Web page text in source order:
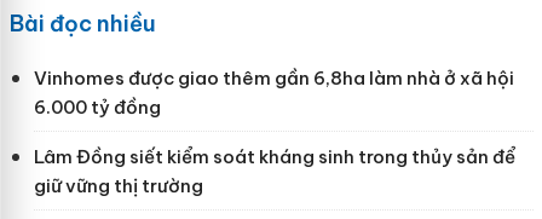
Bài đọc nhiều
Vinhomes được giao thêm gần 6,8ha làm nhà ở xã hội
6.000 tỷ đồng
Lâm Đồng siết kiểm soát kháng sinh trong thủy sản để
giữ vững thị trường